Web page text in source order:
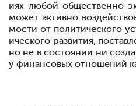
иях любой общественно-
может активно
мости от политического
ического развития,
но не в состоянии ни
у финансовых отношений